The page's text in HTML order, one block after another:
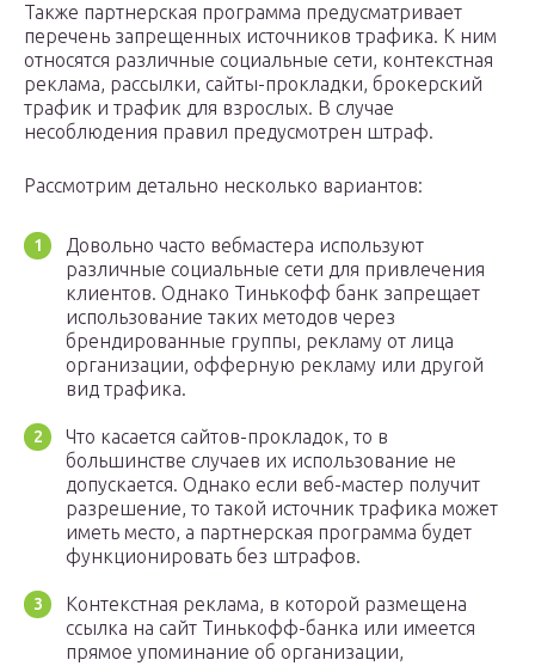
Также партнерская программа предусматривает
перечень запрещенных источников трафика. К ним
относятся различные социальные сети, контекстная
реклама, рассылки, сайты-прокладки, брокерский
трафик и трафик для взрослых. В случае
несоблюдения правил предусмотрен штраф.
Рассмотрим детально несколько вариантов:
Довольно часто вебмастера используют
различные социальные сети для привлечения
клиентов. Однако Тинькофф банк запрещает
использование таких методов через
брендированные группы, рекламу от лица
организации, офферную рекламу или другой
вид трафика.
Что касается сайтов-прокладок, то в
большинстве случаев их использование не
допускается. Однако если веб-мастер получит
разрешение, то такой источник трафика может
иметь место, а партнерская программа будет
функционировать без штрафов.
Контекстная реклама, в которой размещена
ссылка на сайт Тинькофф-банка или имеется
прямое упоминание об организации,